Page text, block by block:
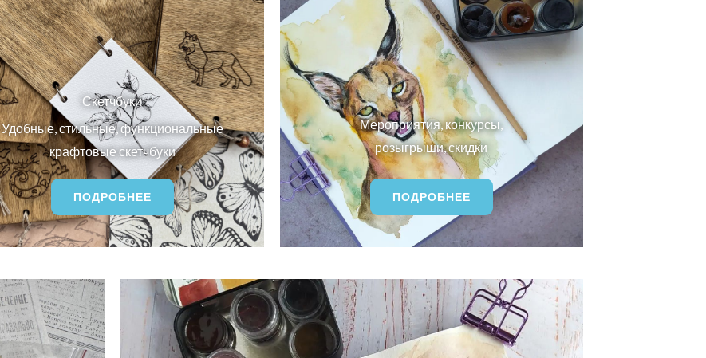
Скетчбуки
Удобные, стильные, функциональные
крафтовые скетчбуки
ПОДРОБНЕЕ
Мероприятия, конкурсы,
розыгрыши, скидки
ПОДРОБНЕЕ